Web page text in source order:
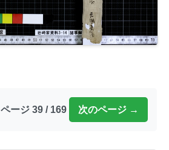
ページ 39 / 169 次のページ →